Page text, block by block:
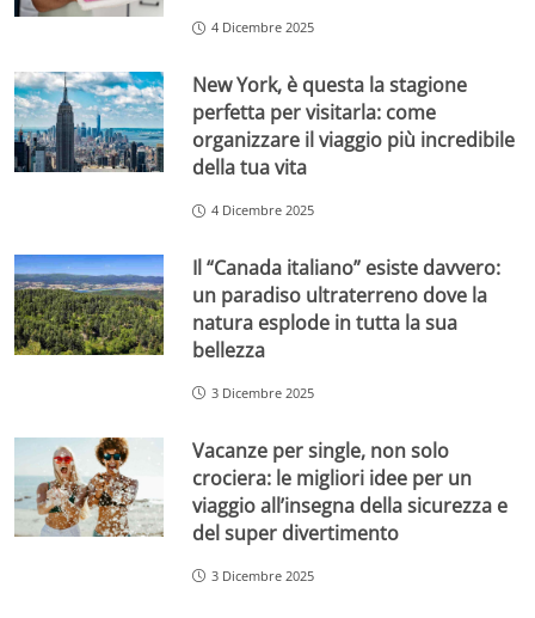
4 Dicembre 2025
New York, è questa la stagione
perfetta per visitarla: come
organizzare il viaggio più incredibile
della tua vita
4 Dicembre 2025
Il “Canada italiano” esiste davvero:
un paradiso ultraterreno dove la
natura esplode in tutta la sua
bellezza
3 Dicembre 2025
Vacanze per single, non solo
crociera: le migliori idee per un
viaggio all’insegna della sicurezza e
del super divertimento
3 Dicembre 2025